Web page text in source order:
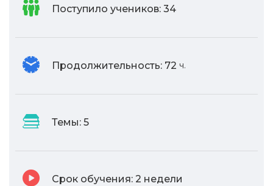
Поступило учеников: 34
Продолжительность: 72 ч.
Темы: 5
Срок обучения: 2 недели